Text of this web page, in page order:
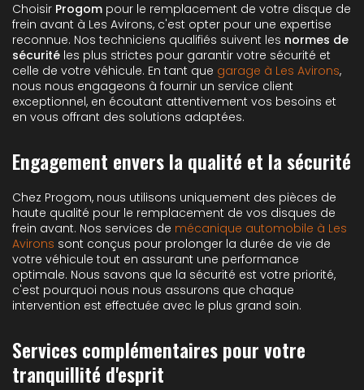
Choisir Progom pour le remplacement de votre disque de
frein avant à Les Avirons, c'est opter pour une expertise
reconnue. Nos techniciens qualifiés suivent les normes de
sécurité les plus strictes pour garantir votre sécurité et
celle de votre véhicule. En tant que garage à Les Avirons,
nous nous engageons à fournir un service client
exceptionnel, en écoutant attentivement vos besoins et
en vous offrant des solutions adaptées.
Engagement envers la qualité et la sécurité
Chez Progom, nous utilisons uniquement des pièces de
haute qualité pour le remplacement de vos disques de
frein avant. Nos services de mécanique automobile à Les
Avirons sont conçus pour prolonger la durée de vie de
votre véhicule tout en assurant une performance
optimale. Nous savons que la sécurité est votre priorité,
c'est pourquoi nous nous assurons que chaque
intervention est effectuée avec le plus grand soin.
Services complémentaires pour votre
tranquillité d'esprit